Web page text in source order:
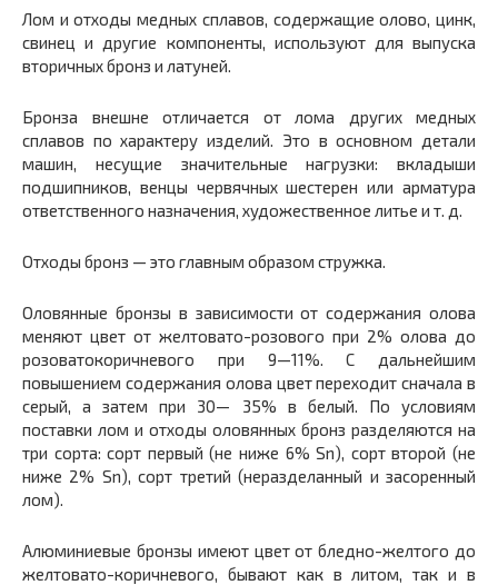
Лом и отходы медных сплавов, содержащие олово, цинк,
свинец и другие компоненты, используют для выпуска
вторичных бронз и латуней.
Бронза внешне отличается от лома других медных
сплавов по характеру изделий. Это в основном детали
машин, несущие значительные нагрузки: вкладыши
подшипников, венцы червячных шестерен или арматура
ответственного назначения, художественное литье и т. д.
Отходы бронз — это главным образом стружка.
Оловянные бронзы в зависимости от содержания олова
меняют цвет от желтовато-розового при 2% олова до
розоватокоричневого при 9—11%. С дальнейшим
повышением содержания олова цвет переходит сначала в
серый, а затем при 30— 35% в белый. По условиям
поставки лом и отходы оловянных бронз разделяются на
три сорта: сорт первый (не ниже 6% Sn), сорт второй (не
ниже 2% Sn), сорт третий (неразделанный и засоренный
лом).
Алюминиевые бронзы имеют цвет от бледно-желтого до
желтовато-коричневого, бывают как в литом, так и в